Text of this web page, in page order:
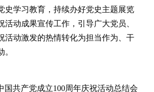
史学习教育，持续办好党史主题展览
活动成果宣传工作，引导广大党员、
活动激发的热情转化为担当作为、干
国共产党成立100周年庆祝活动总结会